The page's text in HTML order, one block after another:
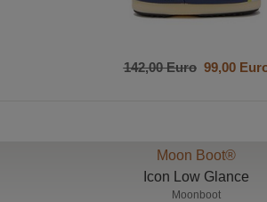
142,00 Euro99,00
Moon Boot®
Icon Low Glance
Moonboot